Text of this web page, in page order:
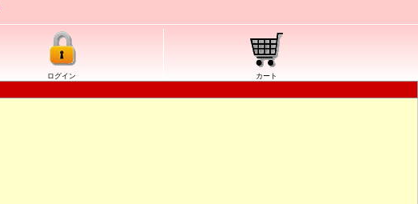
ログイン カート